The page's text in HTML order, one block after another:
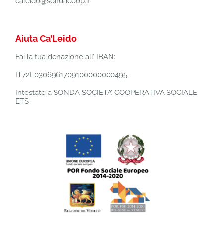
Aiuta Ca’Leido
Fai la tua donazione all’ IBAN:
IT72L0306961709100000000495
Intestato a SONDA SOCIETA’ COOPERATIVA SOCIALE
ETS